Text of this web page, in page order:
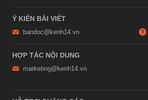
Ý KIẾN BÀI VIẾT
bandoc@kenh14.vn
HỢP TÁC NỘI DUNG
marketing@kenh14.vn